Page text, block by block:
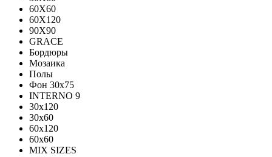
60X60
60Х120
90X90
GRACE
Бордюры
Мозаика
Полы
Фон 30х75
INTERNO 9
30x120
30x60
60x120
60x60
MIX SIZES